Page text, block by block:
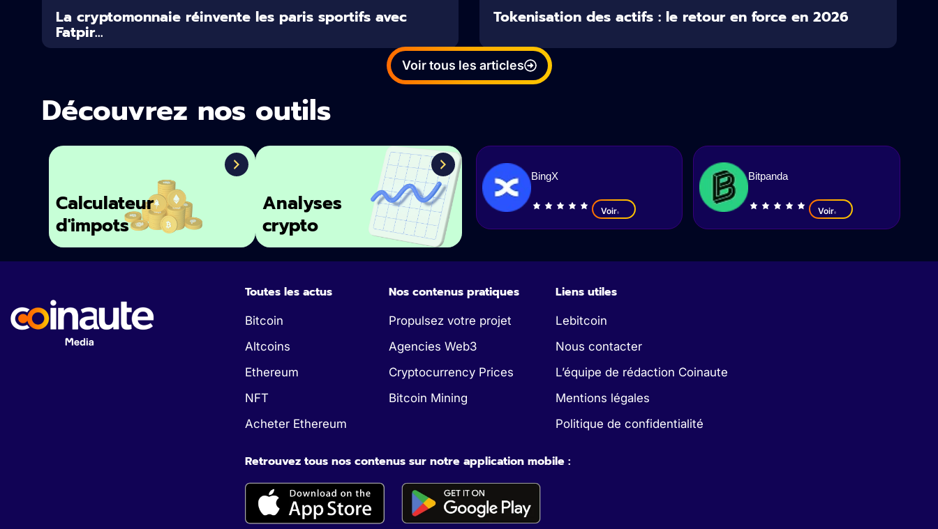
La cryptomonnaie réinvente les paris sportifs avec
Fatpir...
Tokenisation des actifs : le retour en force en 2026
Voir tous les articles
Découvrez nos outils
Calculateur
d'impots
Analyses
crypto
BingX
Voir
Bitpanda
Voir
Toutes les actus
Bitcoin
Altcoins
Ethereum
NFT
Acheter Ethereum
Nos contenus pratiques
Propulsez votre projet
Agencies Web3
Cryptocurrency Prices
Bitcoin Mining
Liens utiles
Lebitcoin
Nous contacter
L’équipe de rédaction Coinaute
Mentions légales
Politique de confidentialité
Retrouvez tous nos contenus sur notre application mobile :